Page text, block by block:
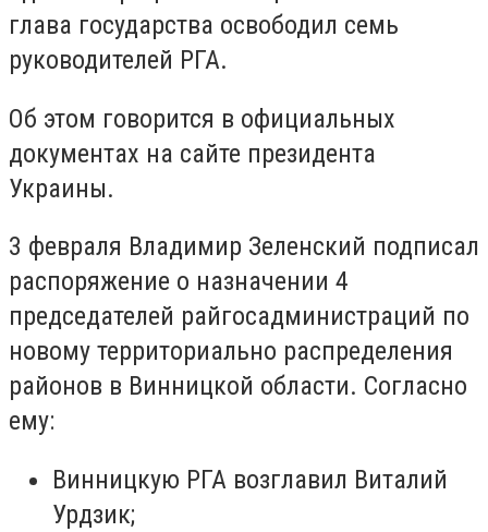
глава государства освободил семь
руководителей РГА.
Об этом говорится в официальных
документах на сайте президента
Украины.
3 февраля Владимир Зеленский подписал
распоряжение о назначении 4
председателей райгосадминистраций по
новому территориально распределения
районов в Винницкой области. Согласно
ему:
Винницкую РГА возглавил Виталий
Урдзик;